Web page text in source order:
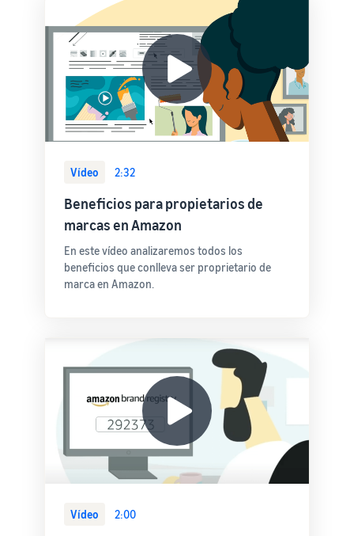
Vídeo 2:32
Beneficios para propietarios de
marcas en Amazon
En este vídeo analizaremos todos los
beneficios que conlleva ser proprietario de
marca en Amazon.
Vídeo 2:00